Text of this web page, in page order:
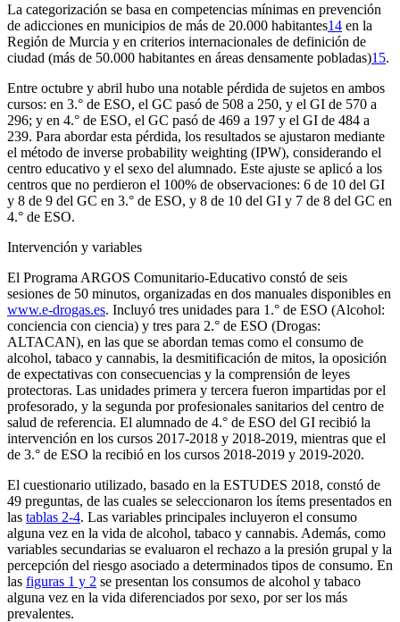
La categorización se basa en competencias mínimas en prevención
de adicciones en municipios de más de 20.000 habitantes14 en la
Región de Murcia y en criterios internacionales de definición de
ciudad (más de 50.000 habitantes en áreas densamente pobladas)15.
Entre octubre y abril hubo una notable pérdida de sujetos en ambos
cursos: en 3.° de ESO, el GC pasó de 508 a 250, y el GI de 570 a
296; y en 4.° de ESO, el GC pasó de 469 a 197 y el GI de 484 a
239. Para abordar esta pérdida, los resultados se ajustaron mediante
el método de inverse probability weighting (IPW), considerando el
centro educativo y el sexo del alumnado. Este ajuste se aplicó a los
centros que no perdieron el 100% de observaciones: 6 de 10 del GI
y 8 de 9 del GC en 3.° de ESO, y 8 de 10 del GI y 7 de 8 del GC en
4.° de ESO.
Intervención y variables
El Programa ARGOS Comunitario-Educativo constó de seis
sesiones de 50 minutos, organizadas en dos manuales disponibles en
www.e-drogas.es. Incluyó tres unidades para 1.° de ESO (Alcohol:
conciencia con ciencia) y tres para 2.° de ESO (Drogas:
ALTACAN), en las que se abordan temas como el consumo de
alcohol, tabaco y cannabis, la desmitificación de mitos, la oposición
de expectativas con consecuencias y la comprensión de leyes
protectoras. Las unidades primera y tercera fueron impartidas por el
profesorado, y la segunda por profesionales sanitarios del centro de
salud de referencia. El alumnado de 4.° de ESO del GI recibió la
intervención en los cursos 2017-2018 y 2018-2019, mientras que el
de 3.° de ESO la recibió en los cursos 2018-2019 y 2019-2020.
El cuestionario utilizado, basado en la ESTUDES 2018, constó de
49 preguntas, de las cuales se seleccionaron los ítems presentados en
las tablas 2-4. Las variables principales incluyeron el consumo
alguna vez en la vida de alcohol, tabaco y cannabis. Además, como
variables secundarias se evaluaron el rechazo a la presión grupal y la
percepción del riesgo asociado a determinados tipos de consumo. En
las figuras 1 y 2 se presentan los consumos de alcohol y tabaco
alguna vez en la vida diferenciados por sexo, por ser los más
prevalentes.